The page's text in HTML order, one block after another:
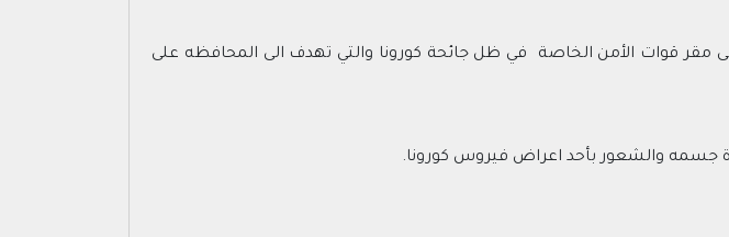
مقر قوات الأمن الخاصة في ظل جائحة كورونا والتي تهدف الى المحافظه على
جسمه والشعور بأحد اعراض فيروس كورونا.